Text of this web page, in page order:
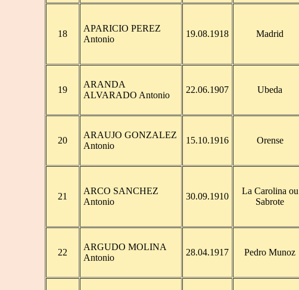
18
APARICIO PEREZ
Antonio
19.08.1918 Madrid
19
ARANDA
ALVARADO Antonio
22.06.1907 Ubeda
20
ARAUJO GONZALEZ
Antonio
15.10.1916 Orense
21
ARCO SANCHEZ
Antonio
30.09.1910
La Carolina ou
Sabrote
22
ARGUDO MOLINA
Antonio
28.04.1917 Pedro Munoz